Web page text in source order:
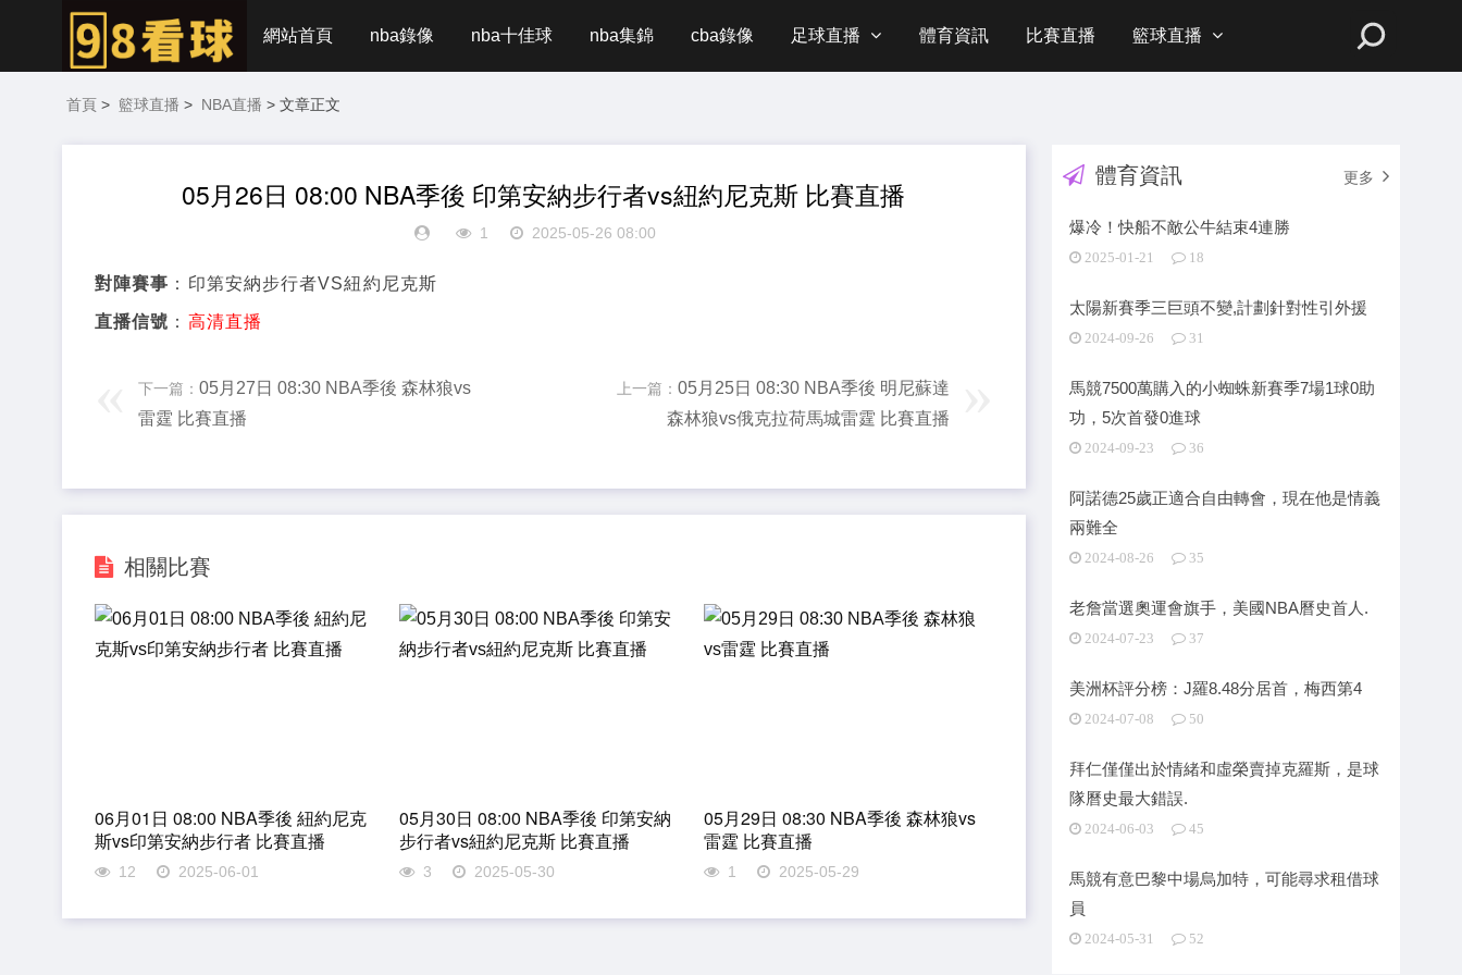
網站首頁 nba錄像 nba十佳球 nba集錦 cba錄像 足球直播 體育資訊 比賽直播 籃球直播
首頁 > 籃球直播 > NBA直播 > 文章正文
05月26日 08:00 NBA季後 印第安納步行者vs紐約尼克斯 比賽直播
1 2025-05-26 08:00
對陣賽事 ：印第安納步行者VS紐約尼克斯
直播信號 ： 高清直播
下一篇： 05月27日 08:30 NBA季後 森林狼vs
雷霆 比賽直播
上一篇： 05月25日 08:30 NBA季後 明尼蘇達
森林狼vs俄克拉荷馬城雷霆 比賽直播
相關比賽
06月01日 08:00 NBA季後 紐約尼克
斯vs印第安納步行者 比賽直播
12 2025-06-01
05月30日 08:00 NBA季後 印第安納
步行者vs紐約尼克斯 比賽直播
3 2025-05-30
05月29日 08:30 NBA季後 森林狼vs
雷霆 比賽直播
1 2025-05-29
體育資訊 更多
爆冷！快船不敵公牛結束4連勝
2025-01-21 18
太陽新賽季三巨頭不變,計劃針對性引外援
2024-09-26 31
馬競7500萬購入的小蜘蛛新賽季7場1球0助
功，5次首發0進球
2024-09-23 36
阿諾德25歲正適合自由轉會，現在他是情義
兩難全
2024-08-26 35
老詹當選奧運會旗手，美國NBA曆史首人.
2024-07-23 37
美洲杯評分榜：J羅8.48分居首，梅西第4
2024-07-08 50
拜仁僅僅出於情緒和虛榮賣掉克羅斯，是球
隊曆史最大錯誤.
2024-06-03 45
馬競有意巴黎中場烏加特，可能尋求租借球
員
2024-05-31 52